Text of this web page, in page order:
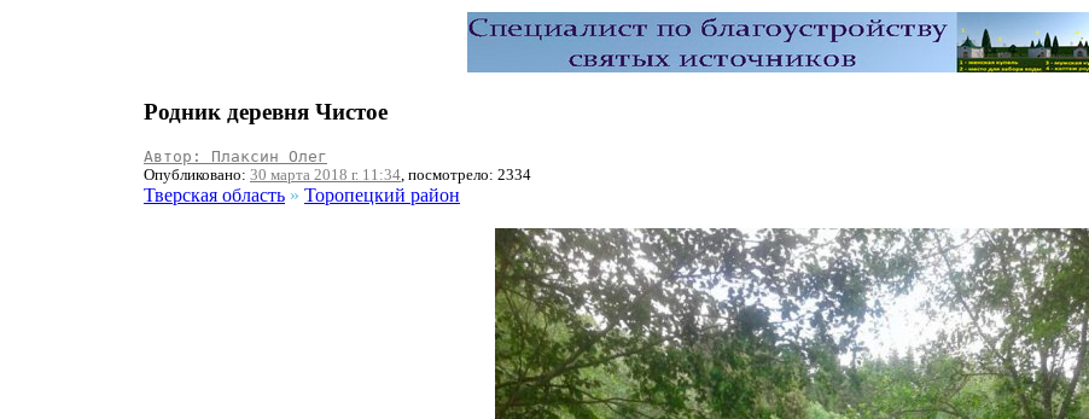
Родник деревня Чистое
Автор: Плаксин Олег
Опубликовано: 30 марта 2018 г. 11:34, посмотрело: 2334
Тверская область » Торопецкий район